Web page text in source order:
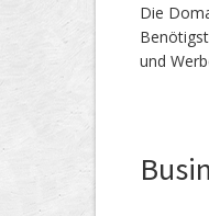
Die
und